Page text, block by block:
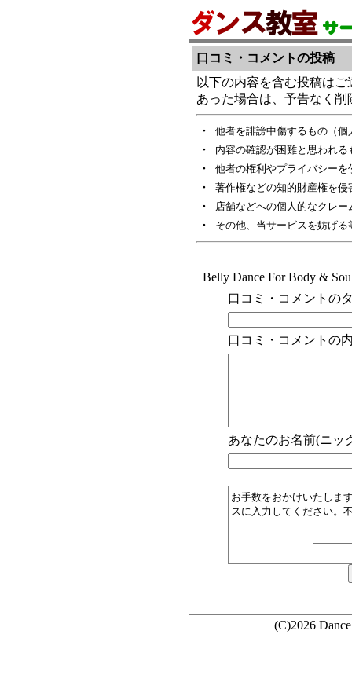
口コミ・コメントの投稿
以下の内容を含む投稿は
あった場合は、予告なく削
・
他者を誹謗中傷するもの（
・
内容の確認が困難と思われ
・
他者の権利やプライバシーを
・
著作権などの知的財産権を侵
・
店舗などへの個人的なクレ
・
その他、当サービスを妨げ
Belly Dance For Body &
口コミ・コメントの
口コミ・コメントの
あなたのお名前(ニッ
お手数をおかけいたしま
スに入力してください。
(C)2026